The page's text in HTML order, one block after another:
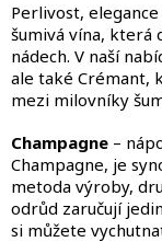
Perlivost,
šumivá vína, která
nádech. V naší
ale také Crémant,
mezi milovníky
Champagne –
Champagne, je
metoda výroby,
odrůd zaručují
si můžete